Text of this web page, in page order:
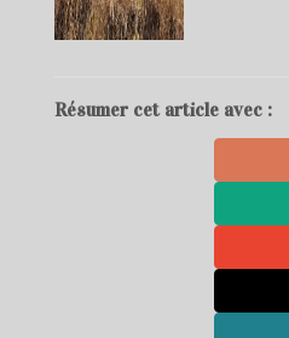
Résumer cet article avec :